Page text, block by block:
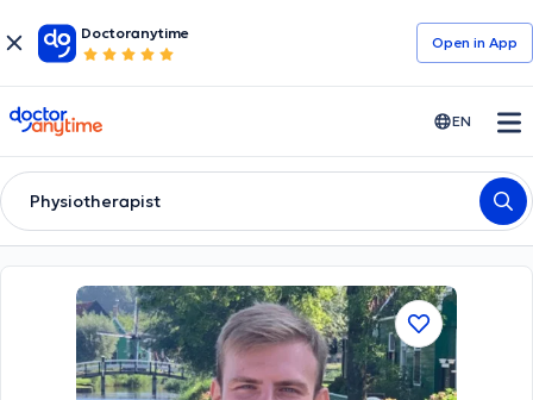
Doctoranytime
Open in Αpp
doctoranytime EN
Physiotherapist